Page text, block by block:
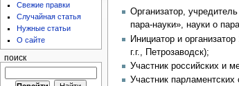
Свежие правки
Случайная статья
Нужные статьи
О сайте
поиск
Организатор,
пара-науки», науки о
Инициатор и
г.г., Петрозаводск);
Участник российских и
Участник